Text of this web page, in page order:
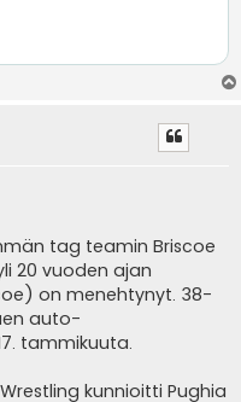
tag teamin Briscoe
20 vuoden ajan
on menehtynyt. 38-
auto-
tammikuuta.
kunnioitti Pughia